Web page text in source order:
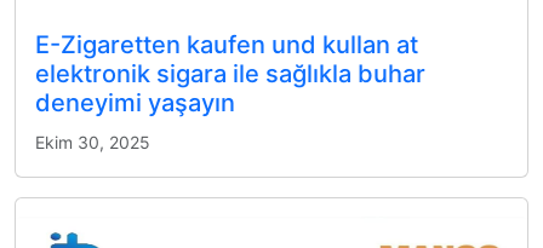
E-Zigaretten kaufen und kullan at
elektronik sigara ile sağlıkla buhar
deneyimi yaşayın
Ekim 30, 2025